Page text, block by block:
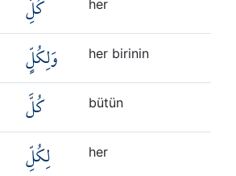
كُلِّ her
وَلِكُلٍّ her birinin
كُلَّ bütün
لِكُلِّ her